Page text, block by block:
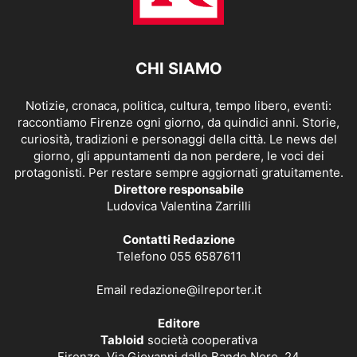
CHI SIAMO
Notizie, cronaca, politica, cultura, tempo libero, eventi:
raccontiamo Firenze ogni giorno, da quindici anni. Storie,
curiosità, tradizioni e personaggi della città. Le news del
giorno, gli appuntamenti da non perdere, le voci dei
protagonisti. Per restare sempre aggiornati gratuitamente.
Direttore responsabile
Ludovica Valentina Zarrilli
Contatti Redazione
Telefono 055 6587611
Email redazione@ilreporter.it
Editore
Tabloid società cooperativa